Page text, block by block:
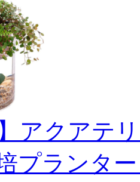
】アクアテ
プランタ